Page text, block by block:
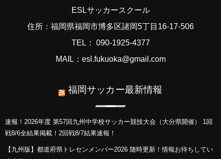
ESLサッカースクール
住所：福岡県福岡市博多区諸岡5丁目16-17-506
TEL： 090-1925-4377
MAIL：esl.fukuoka@gmail.com
福岡サッカー最新情報
速報！2026年度 第57回九州中学校サッカー競技大会（大分県開催） 1回
戦8/6全結果掲載！2回戦8/7結果速報！
【九州版】都道府県トレセンメンバー2026 随時更新！情報お待ちしてい